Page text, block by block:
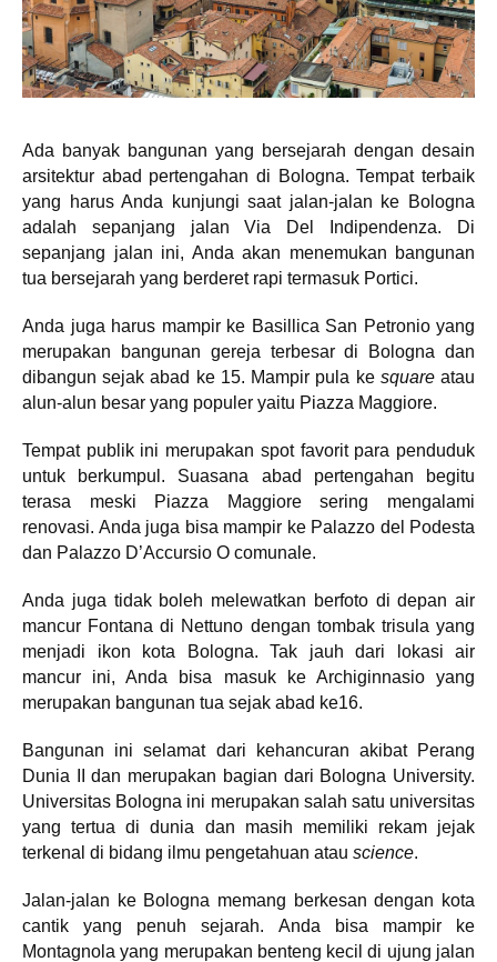
Ada banyak bangunan yang bersejarah dengan desain
arsitektur abad pertengahan di Bologna. Tempat terbaik
yang harus Anda kunjungi saat jalan-jalan ke Bologna
adalah sepanjang jalan Via Del Indipendenza. Di
sepanjang jalan ini, Anda akan menemukan bangunan
tua bersejarah yang berderet rapi termasuk Portici.
Anda juga harus mampir ke Basillica San Petronio yang
merupakan bangunan gereja terbesar di Bologna dan
dibangun sejak abad ke 15. Mampir pula ke squareatau
alun-alun besar yang populer yaitu Piazza Maggiore.
Tempat publik ini merupakan spot favorit para penduduk
untuk berkumpul. Suasana abad pertengahan begitu
terasa meski Piazza Maggiore sering mengalami
renovasi. Anda juga bisa mampir ke Palazzo del Podesta
dan Palazzo D’Accursio O comunale.
Anda juga tidak boleh melewatkan berfoto di depan air
mancur Fontana di Nettuno dengan tombak trisula yang
menjadi ikon kota Bologna. Tak jauh dari lokasi air
mancur ini, Anda bisa masuk ke Archiginnasio yang
merupakan bangunan tua sejak abad ke16.
Bangunan ini selamat dari kehancuran akibat Perang
Dunia II dan merupakan bagian dari Bologna University.
Universitas Bologna ini merupakan salah satu universitas
yang tertua di dunia dan masih memiliki rekam jejak
terkenal di bidang ilmu pengetahuan atau science.
Jalan-jalan ke Bologna memang berkesan dengan kota
cantik yang penuh sejarah. Anda bisa mampir ke
Montagnola yang merupakan benteng kecil di ujung jalan